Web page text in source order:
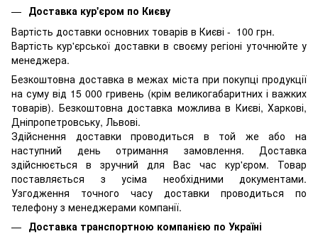
Доставка кур'єром по Києву
Вартість доставки основних товарів в Києві - 100 грн.
Вартість кур'єрської доставки в своєму регіоні уточнюйте у
менеджера.
Безкоштовна доставка в межах міста при покупці продукції
на суму від 15 000 гривень (крім великогабаритних і важких
товарів). Безкоштовна доставка можлива в Києві, Харкові,
Дніпропетровську, Львові.
Здійснення доставки проводиться в той же або на
наступний день отримання замовлення. Доставка
здійснюється в зручний для Вас час кур'єром. Товар
поставляється з усіма необхідними документами.
Узгодження точного часу доставки проводиться по
телефону з менеджерами компанії.
Доставка транспортною компанією по Україні